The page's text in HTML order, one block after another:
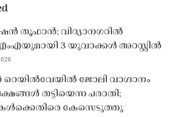
തൂഫാൻ; വിദ്യാനഗറിൽ
3 യുവാക്കൾ അറസ്റ്റിൽ
റെയിൽവേയിൽ ജോലി വാഗ്ദാനം
തട്ടിയെന്ന പരാതി;
കേസെടുത്തു